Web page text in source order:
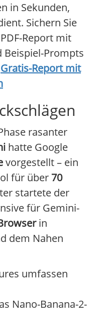
in Sekunden,
Sichern Sie
Report mit
Prompts
Gratis-Report mit
rasanter
hatte Google
vorgestellt – ein
für über 70
startete der
für Gemini-
in
dem Nahen
umfassen
Nano-Banana-2-